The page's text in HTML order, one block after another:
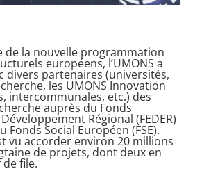
de la nouvelle programmation
européens, l’UMONS a
divers partenaires (universités,
les UMONS Innovation
intercommunales, etc.) des
auprès du Fonds
Régional (FEDER)
Fonds Social Européen (FSE).
vu accorder environ 20 millions
de projets, dont deux en
file.